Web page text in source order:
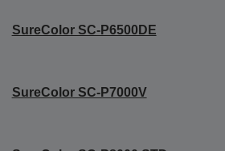
SureColor SC-P6500DE
SureColor SC-P7000V